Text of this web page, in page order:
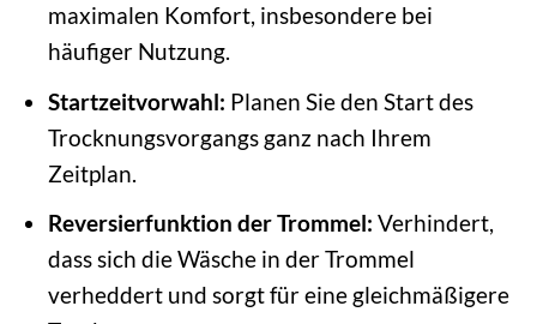
maximalen Komfort, insbesondere bei
häufiger Nutzung.
Startzeitvorwahl: Planen Sie den Start des
Trocknungsvorgangs ganz nach Ihrem
Zeitplan.
Reversierfunktion der Trommel: Verhindert,
dass sich die Wäsche in der Trommel
verheddert und sorgt für eine gleichmäßigere